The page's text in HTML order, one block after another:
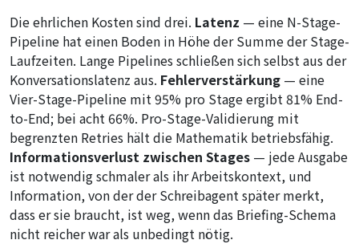
Die ehrlichen Kosten sind drei. Latenz — eine N-Stage-
Pipeline hat einen Boden in Höhe der Summe der Stage-
Laufzeiten. Lange Pipelines schließen sich selbst aus der
Konversationslatenz aus. Fehlerverstärkung — eine
Vier-Stage-Pipeline mit 95% pro Stage ergibt 81% End-
to-End; bei acht 66%. Pro-Stage-Validierung mit
begrenzten Retries hält die Mathematik betriebsfähig.
Informationsverlust zwischen Stages — jede Ausgabe
ist notwendig schmaler als ihr Arbeitskontext, und
Information, von der der Schreibagent später merkt,
dass er sie braucht, ist weg, wenn das Briefing-Schema
nicht reicher war als unbedingt nötig.